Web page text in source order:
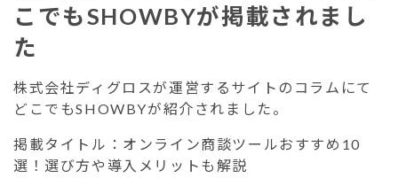
こでもSHOWBYが掲載されまし
た
株式会社ディグロスが運営するサイトのコラムにて
どこでもSHOWBYが紹介されました。
掲載タイトル：オンライン商談ツールおすすめ10
選！選び方や導入メリットも解説